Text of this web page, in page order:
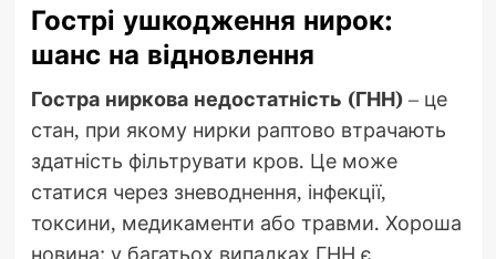
Гострі ушкодження нирок:
шанс на відновлення
Гостра ниркова недостатність (ГНН)– це
стан, при якому нирки раптово втрачають
здатність фільтрувати кров. Це може
статися через зневоднення, інфекції,
токсини, медикаменти або травми. Хороша